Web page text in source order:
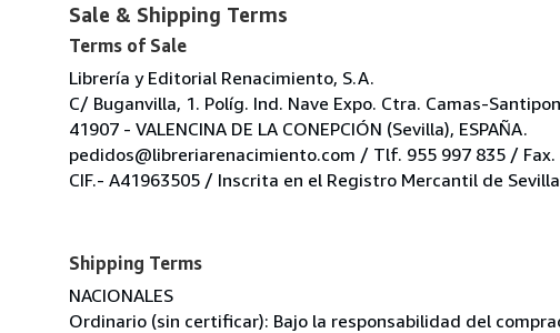
Sale & Shipping Terms
Terms of Sale
Librería y Editorial Renacimiento, S.A.
C/ Buganvilla, 1. Políg. Ind. Nave Expo. Ctra. Camas-
41907 - VALENCINA DE LA CONEPCIÓN (Sevilla), ESPAÑA.
pedidos@libreriarenacimiento.com / Tlf. 955 997 835 / Fax.
CIF.- A41963505 / Inscrita en el Registro Mercantil de
Shipping Terms
NACIONALES
Ordinario (sin certificar): Bajo la responsabilidad del